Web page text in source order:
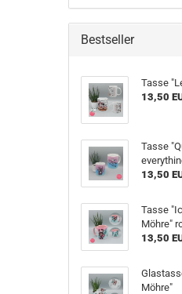
Bestseller
Tasse
13,50
Tasse
13,50
Tasse
Möhre"
13,50
Möhre"